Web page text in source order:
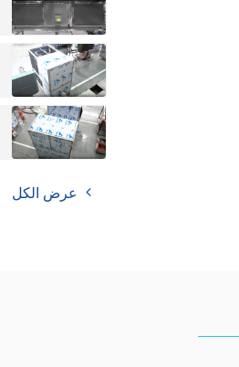
عرض الكل